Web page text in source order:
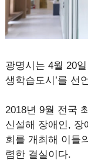
광명시는 4월 20
생학습도시’를 선
2018년 9월 전국
신설해 장애인, 장
회를 개최해 이들
렴한 결실이다.